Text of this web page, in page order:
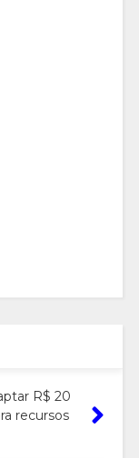
R$ 20
recursos